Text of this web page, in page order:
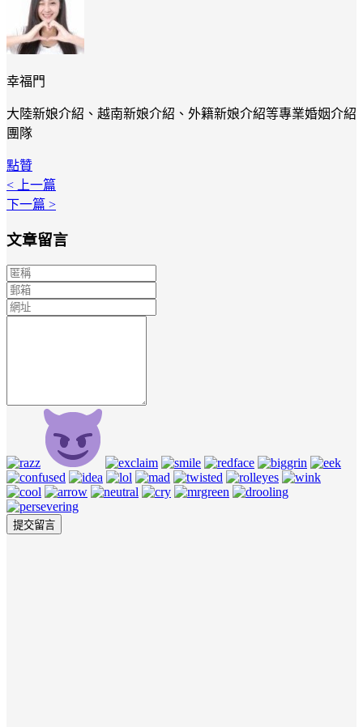
幸福門
大陸新娘介紹、越南新娘介紹、外籍新娘介紹等專業婚姻介紹
團隊
點贊
< 上一篇
下一篇 >
文章留言